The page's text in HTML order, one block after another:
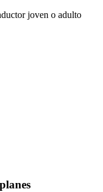
joven o adulto